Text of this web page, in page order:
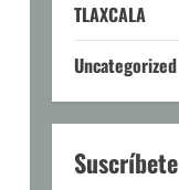
TLAXCALA
Uncategorized
Suscríbete